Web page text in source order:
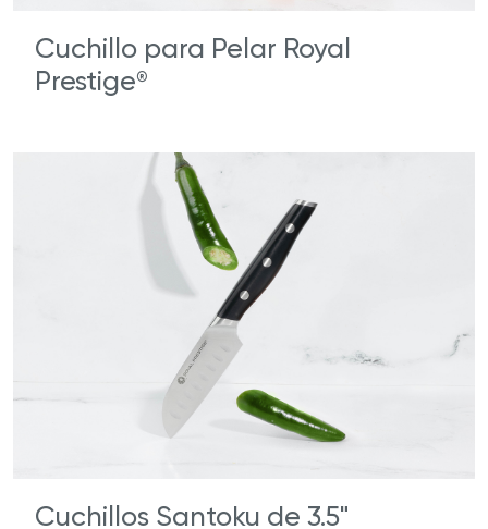
Cuchillo para Pelar Royal
Prestige®
Cuchillos Santoku de 3.5"